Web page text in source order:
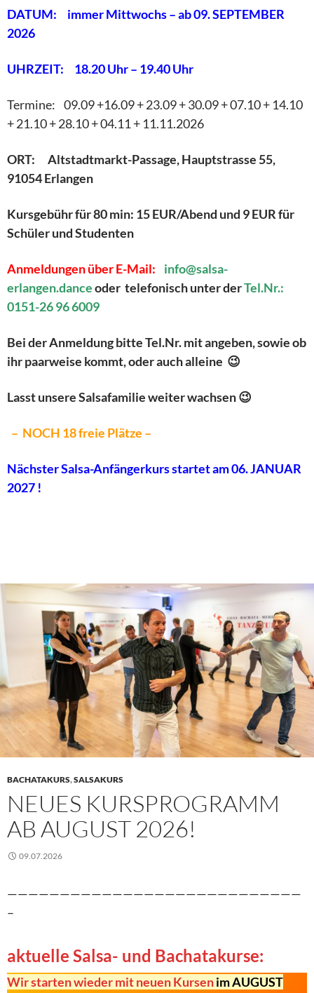
DATUM: immer Mittwochs – ab 09. SEPTEMBER
2026
UHRZEIT: 18.20 Uhr – 19.40 Uhr
Termine: 09.09 +16.09 + 23.09 + 30.09 + 07.10 + 14.10
+ 21.10 + 28.10 + 04.11 + 11.11.2026
ORT: Altstadtmarkt-Passage, Hauptstrasse 55,
91054 Erlangen
Kursgebühr für 80 min: 15EUR/Abend und 9 EUR für
Schüler und Studenten
Anmeldungen über E-Mail:
info@salsa-
erlangen.danceoder telefonisch unter derTel.Nr.:
0151-26 96 6009
Bei der Anmeldung bitte Tel.Nr. mit angeben, sowie ob
ihr paarweise kommt, oder auch alleine 😉
Lasst unsere Salsafamilie weiter wachsen 😉
– NOCH 18 freie Plätze –
Nächster Salsa-Anfängerkurs startet am 06. JANUAR
2027 !
BACHATAKURS,SALSAKURS
NEUES KURSPROGRAMM
AB AUGUST 2026!
09.07.2026
————————————————————————————
–
aktuelle Salsa- und Bachatakurse:
Wir starten wieder mit neuen Kursenim AUGUST